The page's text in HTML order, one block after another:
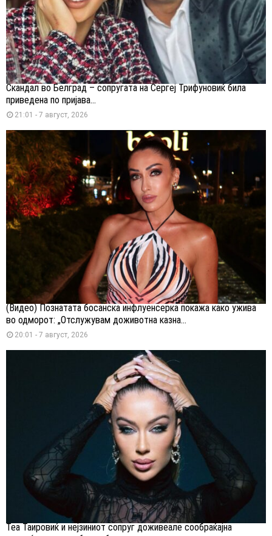
Скандал во Белград – сопругата на Сергеј Трифуновиќ била
приведена по пријава...
21:01 - 7 август, 2026
(Видео) Познатата босанска инфлуенсерка покажа како ужива
во одморот: „Отслужувам доживотна казна...
20:01 - 7 август, 2026
Теа Таировиќ и нејзиниот сопруг доживеале сообраќајна